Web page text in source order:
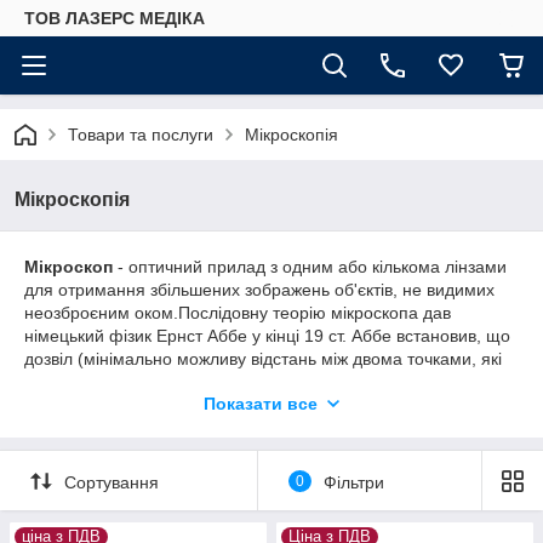
ТОВ ЛАЗЕРС МЕДІКА
Товари та послуги Мікроскопія
Мікроскопія
Мікроскоп - оптичний прилад з одним або кількома лінзами
для отримання збільшених зображень об'єктів, не видимих
неозброєним оком.Послідовну теорію мікроскопа дав
німецький фізик Ернст Аббе у кінці 19 ст. Аббе встановив, що
дозвіл (мінімально можливу відстань між двома точками, які
здатність в мікрометрів (10-6м), l – довжина хвилі світла
середовища між зразком і об'єктивом, а a – половина
вхідного кута об'єктива (кута між крайніми променями
конічного світлового пучка, що входить в об'єктив). Величину
Показати все
Сортування 0 Фільтри
ціна з ПДВ Ціна з ПДВ